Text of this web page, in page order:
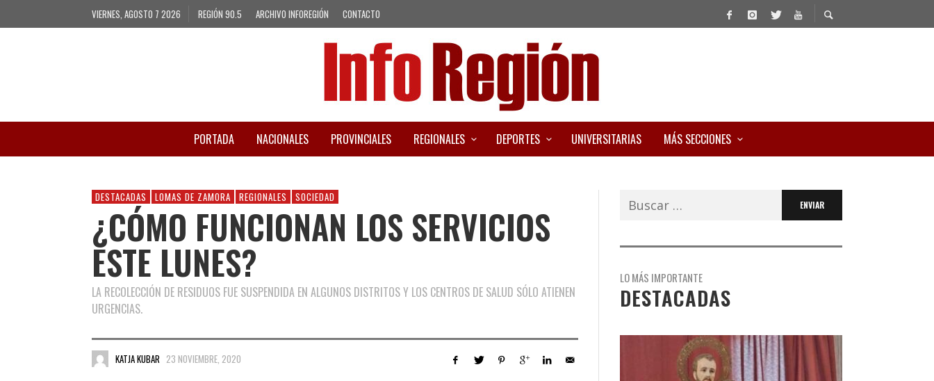
VIERNES, AGOSTO 7 2026 REGIÓN 90.5 ARCHIVO INFOREGIÓN CONTACTO
PORTADA NACIONALES PROVINCIALES REGIONALES DEPORTES UNIVERSITARIAS MÁS SECCIONES
DESTACADAS LOMAS DE ZAMORA REGIONALES SOCIEDAD
¿CÓMO FUNCIONAN LOS SERVICIOS
ESTE LUNES?
LA RECOLECCIÓN DE RESIDUOS FUE SUSPENDIDA EN ALGUNOS DISTRITOS Y LOS CENTROS DE SALUD SÓLO ATIENEN
URGENCIAS.
KATJA KUBAR 23 NOVIEMBRE, 2020
Buscar:
LO MÁS IMPORTANTE
DESTACADAS